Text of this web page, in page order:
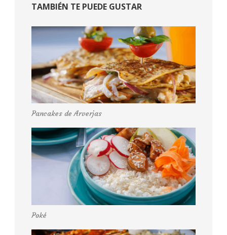
TAMBIÉN TE PUEDE GUSTAR
Pancakes de Arverjas
Poké